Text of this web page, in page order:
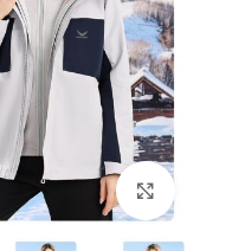
بزرگنمایی تصویر